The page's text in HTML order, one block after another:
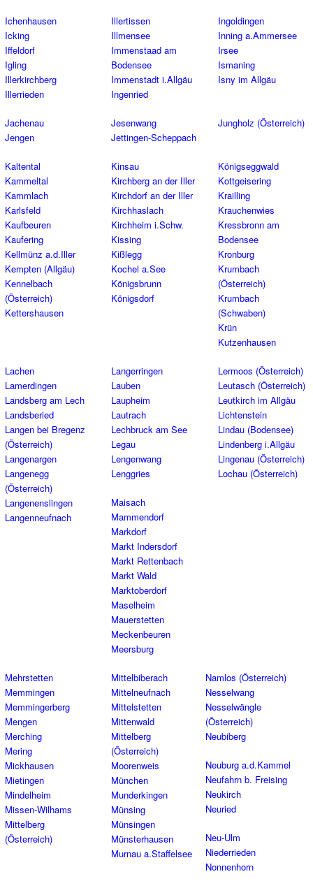
Ichenhausen
Icking
Iffeldorf
Igling
Illerkirchberg
Illerrieden
Illertissen
Illmensee
Immenstaad am
Bodensee
Immenstadt i.Allgäu
Ingenried
Ingoldingen
Inning a.Ammersee
Irsee
Ismaning
Isny im Allgäu
Jachenau
Jengen
Jesenwang
Jettingen-Scheppach
Jungholz (Österreich)
Kaltental
Kammeltal
Kammlach
Karlsfeld
Kaufbeuren
Kaufering
Kellmünz a.d.Iller
Kempten (Allgäu)
Kennelbach
(Österreich)
Kettershausen
Kinsau
Kirchberg an der Iller
Kirchdorf an der Iller
Kirchhaslach
Kirchheim i.Schw.
Kissing
Kißlegg
Kochel a.See
Königsbrunn
Königsdorf
Königseggwald
Kottgeisering
Krailling
Krauchenwies
Kressbronn am
Bodensee
Kronburg
Krumbach
(Österreich)
Krumbach
(Schwaben)
Krün
Kutzenhausen
Lachen
Lamerdingen
Landsberg am Lech
Landsberied
Langen bei Bregenz
(Österreich)
Langenargen
Langenegg
(Österreich)
Langenenslingen
Langenneufnach
Langerringen
Lauben
Laupheim
Lautrach
Lechbruck am See
Legau
Lengenwang
Lenggries
Lermoos (Österreich)
Leutasch (Österreich)
Leutkirch im Allgäu
Lichtenstein
Lindau (Bodensee)
Lindenberg i.Allgäu
Lingenau (Österreich)
Lochau (Österreich)
Maisach
Mammendorf
Markdorf
Markt Indersdorf
Markt Rettenbach
Markt Wald
Marktoberdorf
Maselheim
Mauerstetten
Meckenbeuren
Meersburg
Mehrstetten
Memmingen
Memmingerberg
Mengen
Merching
Mering
Mickhausen
Mietingen
Mindelheim
Missen-Wilhams
Mittelberg
(Österreich)
Mittelbiberach
Mittelneufnach
Mittelstetten
Mittenwald
Mittelberg
(Österreich)
Moorenweis
München
Munderkingen
Münsing
Münsingen
Münsterhausen
Murnau a.Staffelsee
Namlos (Österreich)
Nesselwang
Nesselwängle
(Österreich)
Neubiberg
Neuburg a.d.Kammel
Neufahrn b. Freising
Neukirch
Neuried
Neu-Ulm
Niederrieden
Nonnenhorn